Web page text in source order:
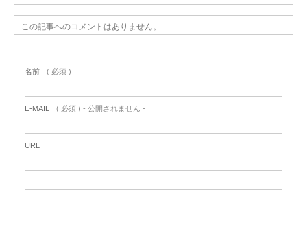
この記事へのコメントはありません。
名前 ( 必須 )
E-MAIL ( 必須 ) - 公開されません -
URL